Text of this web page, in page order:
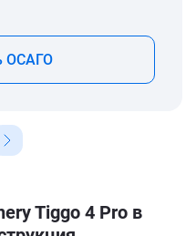
ОСАГО
Tiggo 4 Pro в